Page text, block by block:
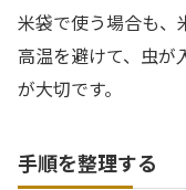
米袋で使う場合も、
高温を避けて、虫が
が大切です。
手順を整理する